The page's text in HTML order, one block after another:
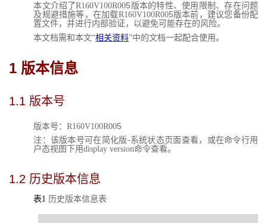
本文介绍了R160V100R005 版本的特性、使用限制、存在问题
及规避措施等，在加载R160V100R005版本前，建议您备份配
置文件，并进行内部验证，以避免可能存在的风险。
本文档需和本文“相关资料”中的文档一起配合使用。
1 版本信息
1.1 版本号
版本号：R160V100R005
注：该版本号可在简化版-系统状态页面查看，或在命令行用
户态视图下用display version命令查看。
1.2 历史版本信息
表1 历史版本信息表